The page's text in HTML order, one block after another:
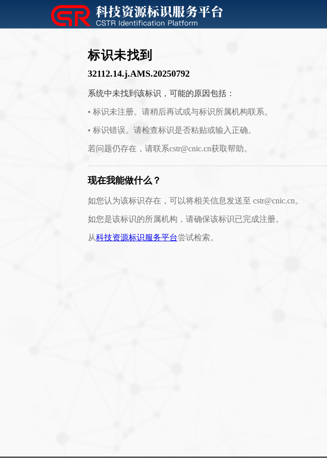
标识未找到
32112.14.j.AMS.20250792
系统中未找到该标识，可能的原因包括：
• 标识未注册。请稍后再试或与标识所属机构联系。
• 标识错误。请检查标识是否粘贴或输入正确。
若问题仍存在，请联系cstr@cnic.cn获取帮助。
现在我能做什么？
如您认为该标识存在，可以将相关信息发送至 cstr@cnic.cn。
如您是该标识的所属机构，请确保该标识已完成注册。
从科技资源标识服务平台尝试检索。